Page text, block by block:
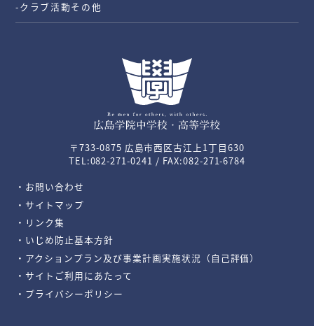
〒733-0875 広島市西区古江上1丁目630
TEL:082-271-0241 / FAX:082-271-6784
・お問い合わせ
・サイトマップ
・リンク集
・いじめ防止基本方針
・アクションプラン及び事業計画実施状況（自己評価）
・サイトご利用にあたって
・プライバシーポリシー
-クラブ活動その他